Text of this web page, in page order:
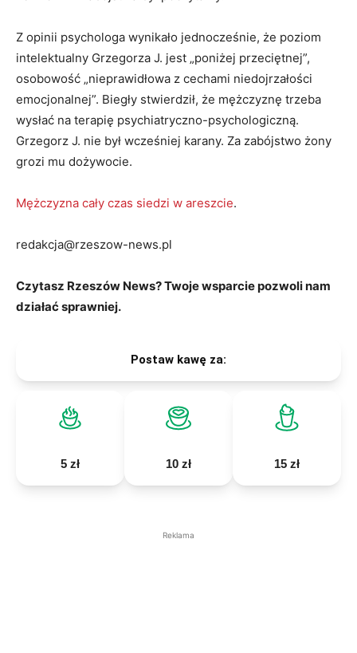
Z opinii psychologa wynikało jednocześnie, że poziom
intelektualny Grzegorza J. jest „poniżej przeciętnej”,
osobowość „nieprawidłowa z cechami niedojrzałości
emocjonalnej”. Biegły stwierdził, że mężczyznę trzeba
wysłać na terapię psychiatryczno-psychologiczną.
Grzegorz J. nie był wcześniej karany. Za zabójstwo żony
grozi mu dożywocie.
Mężczyzna cały czas siedzi w areszcie.
redakcja@rzeszow-news.pl
Czytasz Rzeszów News? Twoje wsparcie pozwoli nam
działać sprawniej.
Postaw kawę za:
5 zł 10 zł 15 zł
Reklama